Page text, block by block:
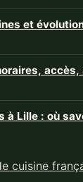
et
à Lille : où
cuisine